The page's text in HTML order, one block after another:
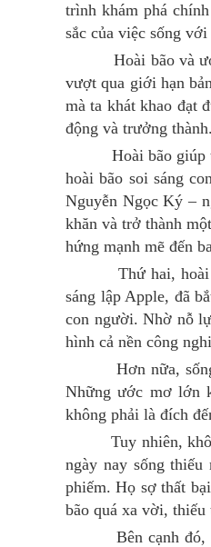
trình khám phá
sắc của việc sống
Hoài bão và ước
vượt qua giới hạn
mà ta khát khao đạt
động và trưởng thành.
Hoài bão giúp tuổi
hoài bão soi sáng
Nguyễn Ngọc Ký –
khăn và trở thành
hứng mạnh mẽ đến
Thứ hai, hoài bão
sáng lập Apple, đã
con người. Nhờ nỗ
hình cả nền công
Hơn nữa, sống
Những ước mơ lớn
không phải là đích
Tuy nhiên, không
ngày nay sống
phiếm. Họ sợ thất
bão quá xa vời, thiếu
Bên cạnh đó,